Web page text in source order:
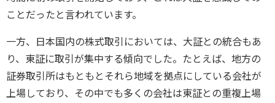
ことだったと言われています。
一方、日本国内の株式取引においては、大証との統合もあ
り、東証に取引が集中する傾向でした。たとえば、地方の
証券取引所はもともとそれら地域を拠点にしている会社が
上場しており、その中でも多くの会社は東証との重複上場